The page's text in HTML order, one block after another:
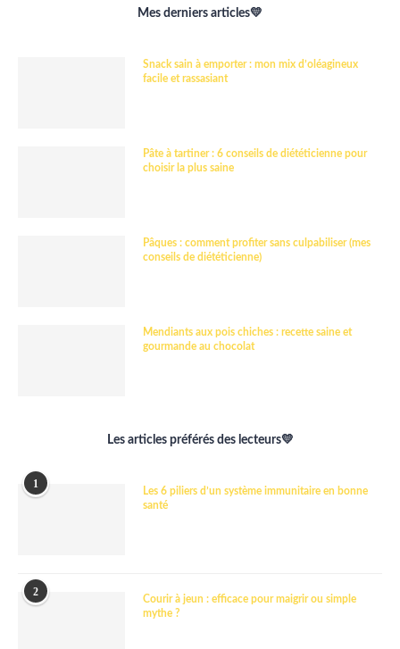
Mes derniers articles💛
Snack sain à emporter : mon mix d’oléagineux
facile et rassasiant
Pâte à tartiner : 6 conseils de diététicienne pour
choisir la plus saine
Pâques : comment profiter sans culpabiliser (mes
conseils de diététicienne)
Mendiants aux pois chiches : recette saine et
gourmande au chocolat
Les articles préférés des lecteurs💛
1
Les 6 piliers d’un système immunitaire en bonne
santé
2
Courir à jeun : efficace pour maigrir ou simple
mythe ?